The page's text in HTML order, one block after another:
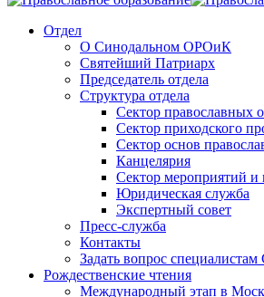
Отдел
О Синодальном ОРОиК
Святейший Патриарх
Председатель отдела
Структура отдела
Сектор православных
Сектор приходского
Сектор основ
Канцелярия
Сектор мероприятий и
Юридическая служба
Экспертный совет
Пресс-служба
Контакты
Задать вопрос
Рождественские чтения
Международный этап в